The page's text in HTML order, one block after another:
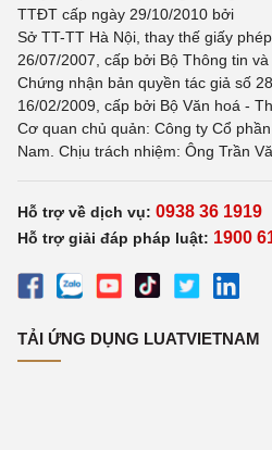
TTĐT cấp ngày 29/10/2010 bởi
Sở TT-TT Hà Nội, thay thế giấy
26/07/2007, cấp bởi Bộ Thông tin
Chứng nhận bản quyền tác giả số
16/02/2009, cấp bởi Bộ Văn hoá -
Cơ quan chủ quản: Công ty Cổ
Nam. Chịu trách nhiệm: Ông Trần
Hỗ trợ về dịch vụ: 0938 36 1919
Hỗ trợ giải đáp pháp luật: 1900
TẢI ỨNG DỤNG LUATVIETNAM